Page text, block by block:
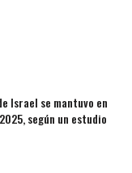
Israel se mantuvo en
según un estudio